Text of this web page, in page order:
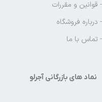
- قوانین و مقررات
- درباره فروشگاه
- تماس با ما
نماد های بازرگانی آجرلو